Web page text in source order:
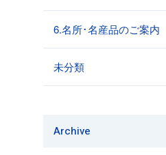
6.名所･名産品のご案内
未分類
Archive